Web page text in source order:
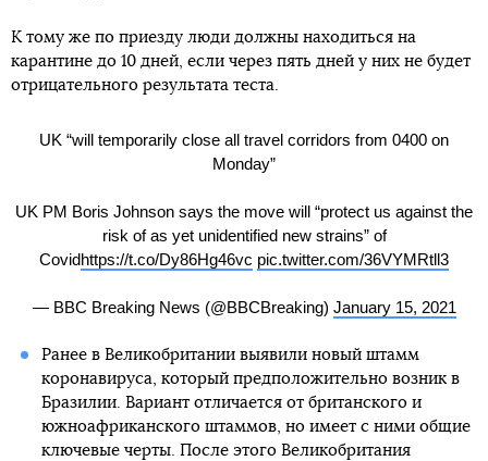
К тому же по приезду люди должны находиться на
карантине до 10 дней, если через пять дней у них не будет
отрицательного результата теста.
UK “will temporarily close all travel corridors from 0400 on
Monday”
UK PM Boris Johnson says the move will “protect us against the
risk of as yet unidentified new strains” of
Covidhttps://t.co/Dy86Hg46vc pic.twitter.com/36VYMRtll3
— BBC Breaking News (@BBCBreaking) January 15, 2021
Ранее в Великобритании выявили новый штамм
коронавируса, который предположительно возник в
Бразилии. Вариант отличается от британского и
южноафриканского штаммов, но имеет с ними общие
ключевые черты. После этого Великобритания